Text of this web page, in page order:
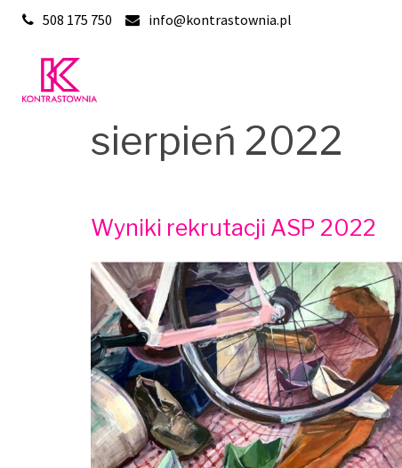
Skip
content
508 175 750 info@kontrastownia.pl
sierpień 2022
Wyniki rekrutacji ASP 2022